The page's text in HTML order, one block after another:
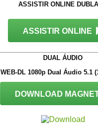
ASSISTIR ONLINE
ASSISTIR ONLINE
DUAL ÁUDIO
WEB-DL 1080p Dual Áudio 5.1
DOWNLOAD